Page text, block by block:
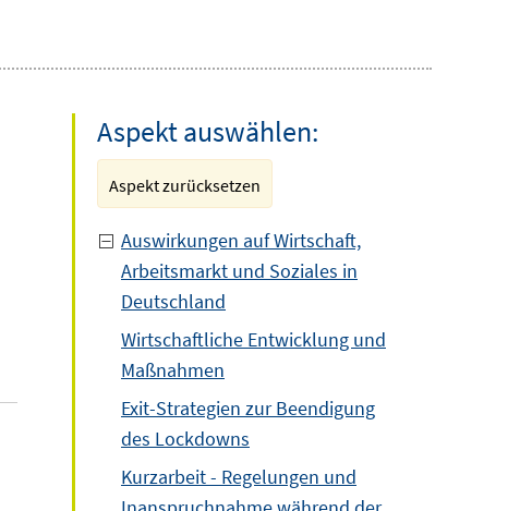
Aspekt auswählen:
Aspekt zurücksetzen
Auswirkungen auf Wirtschaft,
Arbeitsmarkt und Soziales in
Deutschland
Wirtschaftliche Entwicklung und
Maßnahmen
Exit-Strategien zur Beendigung
des Lockdowns
Kurzarbeit - Regelungen und